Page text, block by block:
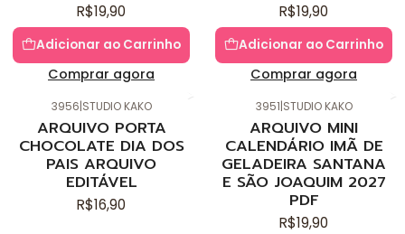
R$19,90
Adicionar ao Carrinho
Comprar agora
R$19,90
Adicionar ao Carrinho
Comprar agora
3956|STUDIO KAKO
ARQUIVO PORTA
CHOCOLATE DIA DOS
PAIS ARQUIVO
EDITÁVEL
R$16,90
3951|STUDIO KAKO
ARQUIVO MINI
CALENDÁRIO IMÃ DE
GELADEIRA SANTANA
E SÃO JOAQUIM 2027
PDF
R$19,90